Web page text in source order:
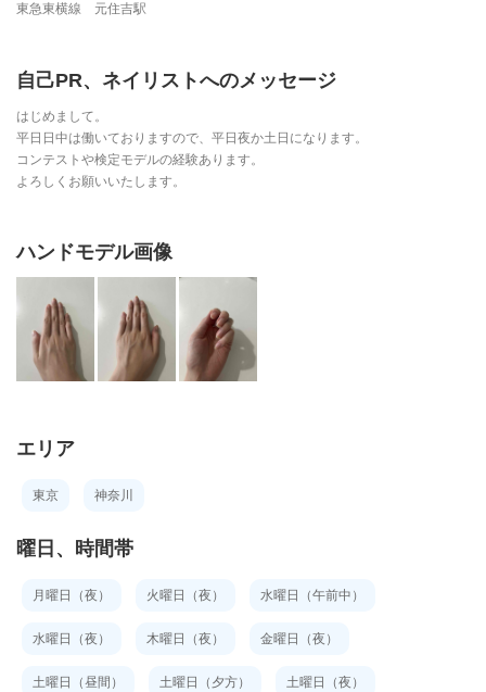
東急東横線 元住吉駅
自己PR、ネイリストへのメッセージ
はじめまして。
平日日中は働いておりますので、平日夜か土日になります。
コンテストや検定モデルの経験あります。
よろしくお願いいたします。
ハンドモデル画像
エリア
東京 神奈川
曜日、時間帯
月曜日（夜） 火曜日（夜） 水曜日（午前中）
水曜日（夜） 木曜日（夜） 金曜日（夜）
土曜日（昼間） 土曜日（夕方） 土曜日（夜）